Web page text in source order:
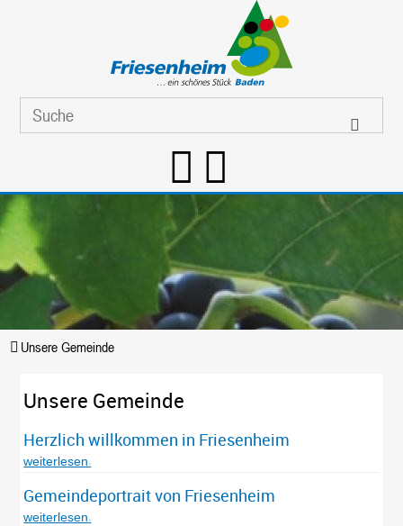
Unsere Gemeinde
Unsere Gemeinde
Herzlich willkommen in Friesenheim
weiterlesen
Gemeindeportrait von Friesenheim
weiterlesen